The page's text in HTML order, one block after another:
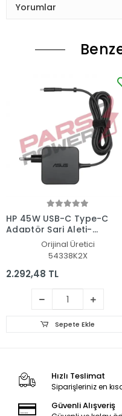
Yorumlar
HP 45W USB-C Type-C
Adaptör Şarj Aleti-
Orijinal Üretici
54338K2X
2.292,48 TL
Sepete Ekle
Hızlı Teslimat
Siparişleriniz en
Güvenli Alışveriş